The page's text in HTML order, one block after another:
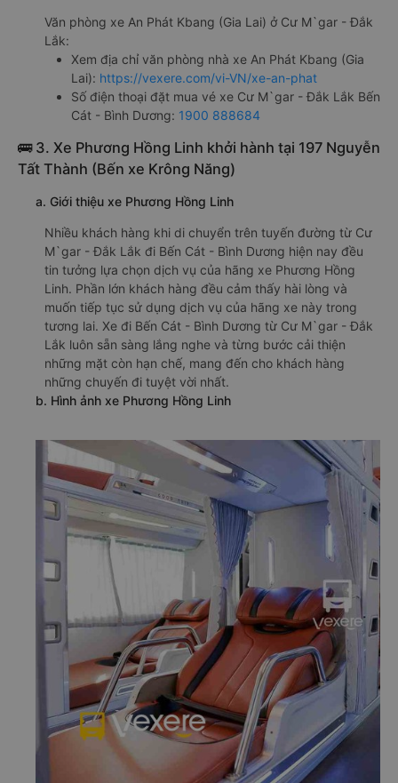
Văn phòng xe An Phát Kbang (Gia Lai) ở Cư M`gar - Đắk
Lắk:
Xem địa chỉ văn phòng nhà xe An Phát Kbang (Gia
Lai): https://vexere.com/vi-VN/xe-an-phat
Số điện thoại đặt mua vé xe Cư M`gar - Đắk Lắk Bến
Cát - Bình Dương: 1900 888684
🚌 3. Xe Phương Hồng Linh khởi hành tại 197 Nguyễn
Tất Thành (Bến xe Krông Năng)
a. Giới thiệu xe Phương Hồng Linh
Nhiều khách hàng khi di chuyển trên tuyến đường từ Cư
M`gar - Đắk Lắk đi Bến Cát - Bình Dương hiện nay đều
tin tưởng lựa chọn dịch vụ của hãng xe Phương Hồng
Linh. Phần lớn khách hàng đều cảm thấy hài lòng và
muốn tiếp tục sử dụng dịch vụ của hãng xe này trong
tương lai. Xe đi Bến Cát - Bình Dương từ Cư M`gar - Đắk
Lắk luôn sẵn sàng lắng nghe và từng bước cải thiện
những mặt còn hạn chế, mang đến cho khách hàng
những chuyến đi tuyệt vời nhất.
b. Hình ảnh xe Phương Hồng Linh